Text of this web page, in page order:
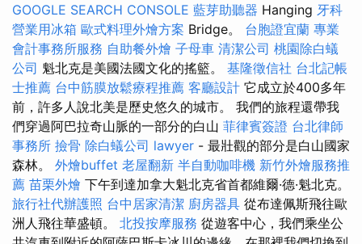
GOOGLE SEARCH CONSOLE 藍芽助聽器 Hanging 牙科
營業用冰箱 歐式料理外燴方案 Bridge。 台胞證宜蘭 專業
會計事務所服務 自助餐外燴 子母車 清潔公司 桃園除白蟻
公司 魁北克是美國法國文化的搖籃。 基隆徵信社 台北記帳
士推薦 台中筋膜放鬆療程推薦 客廳設計 它成立於400多年
前，許多人說北美是歷史悠久的城市。 我們的旅程還帶我
們穿過阿巴拉奇山脈的一部分的白山 菲律賓簽證 台北律師
事務所 撿骨 除白蟻公司 lawyer - 最壯觀的部分是白山國家
森林。 外燴buffet 老屋翻新 半自動咖啡機 新竹外燴服務推
薦 苗栗外燴 下午到達加拿大魁北克省首都維爾·德·魁北克。
旅行社代辦護照 台中居家清潔 廚房器具 從布達佩斯飛往歐
洲人飛往華盛頓。 北投按摩服務 從遊客中心，我們乘坐公